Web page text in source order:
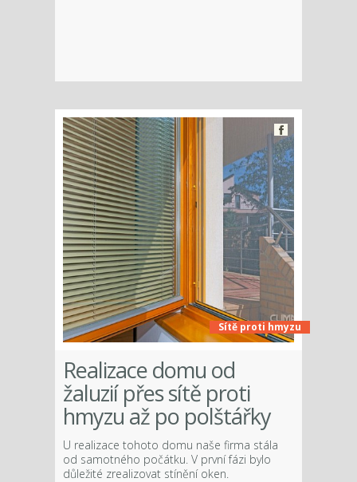
Sítě proti hmyzu
Realizace domu od
žaluzií přes sítě proti
hmyzu až po polštářky
U realizace tohoto domu naše firma stála
od samotného počátku. V první fázi bylo
důležité zrealizovat stínění oken.